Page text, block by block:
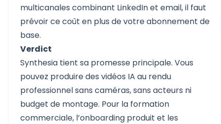
multicanales combinant LinkedIn et email, il faut
prévoir ce coût en plus de votre abonnement de
base.
Verdict
Synthesia tient sa promesse principale. Vous
pouvez produire des vidéos IA au rendu
professionnel sans caméras, sans acteurs ni
budget de montage. Pour la formation
commerciale, l’onboarding produit et les